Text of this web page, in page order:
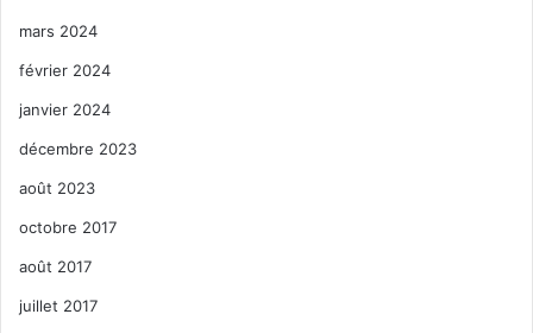
mars 2024
février 2024
janvier 2024
décembre 2023
août 2023
octobre 2017
août 2017
juillet 2017